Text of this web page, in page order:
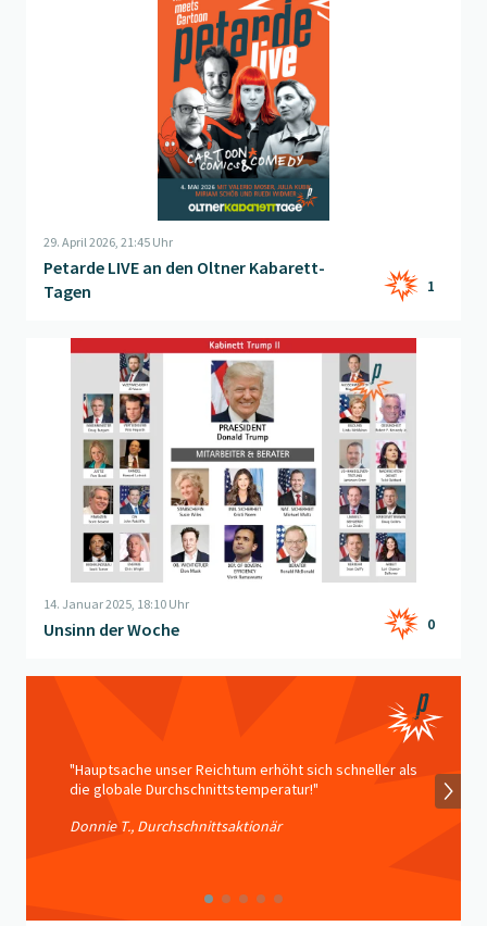
29. April 2026, 21:45 Uhr
Petarde LIVE an den Oltner Kabarett-
Tagen
1
Beitrag "Unsinn der Woche" öffnen
14. Januar 2025, 18:10 Uhr
Unsinn der Woche 0
"Hauptsache unser Reichtum erhöht sich schneller als
die globale Durchschnittstemperatur!"
Donnie T., Durchschnittsaktionär